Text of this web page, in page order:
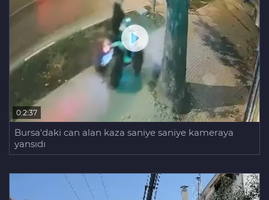
0:2:37
Bursa'daki can alan kaza saniye saniye kameraya
yansıdı